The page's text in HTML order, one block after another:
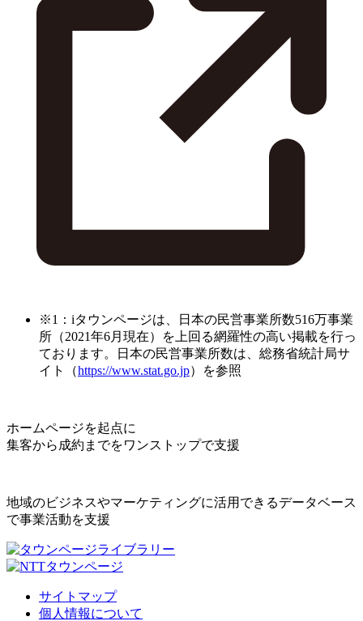
※1：iタウンページは、日本の民営事業所数516万事業
所（2021年6月現在）を上回る網羅性の高い掲載を行っ
ております。日本の民営事業所数は、総務省統計局サ
イト（https://www.stat.go.jp）を参照
ホームページを起点に
集客から成約までをワンストップで支援
地域のビジネスやマーケティングに活用できるデータベース
で事業活動を支援
サイトマップ
個人情報について